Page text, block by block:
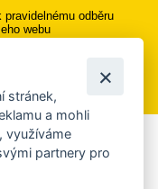
odběru
webu
upozornění na
stránek,
a mohli
využíváme
partnery pro